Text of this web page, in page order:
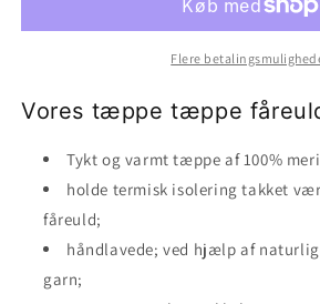
Flere
Vores tæppe tæppe
Tykt og varmt tæppe af 100%
holde termisk isolering takket
fåreuld;
håndlavede; ved hjælp af
garn;